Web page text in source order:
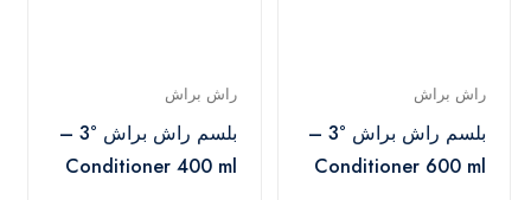
راش براش
بلسم راش براش °3 –
Conditioner 600 ml
راش براش
بلسم راش براش °3 –
Conditioner 400 ml